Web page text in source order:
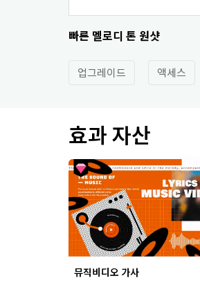
빠른 멜로디 톤 원샷
업그레이드 액세스
효과 자산
뮤직비디오 가사